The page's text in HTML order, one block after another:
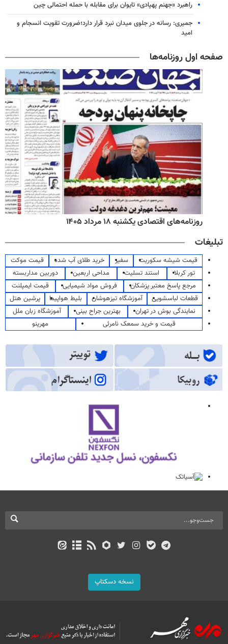
راهبرد «جهنم پهپادی» تایوان برای مقابله با حمله احتمالی چین
جمیری: رسانه‌ در جلوی میدان نبرد قرار دارد؛ضرورت تقویت انسجام و
امید
صفحه اول روزنامه‌ها
روزنامه‌های اقتصادی یکشنبه ۱۸ مرداد ۱۴۰۵
تبلیغات
قیمت شیشه سکوریت سفیر خرید طلای آب شده
قیمت موکت
تور کربلا
استند تسلیت مداحی اربعین
دوربین مداربسته
مرجع پاسخ معتبر پزشکان
فروش مواد شیمیایی
قیمت ایمپلنت
قطعات لباسشویی
آموزشگاه تیزهوشان بلیط هواپیما
پرشین هتل
نمایندگی بوش در تهران
بهترین جراح بینی
آموزشگاه زبان ملل
قیمت و خرید سمعک نامرئی
مهرینو
نسخه دسکتاپ